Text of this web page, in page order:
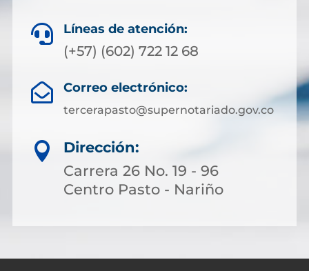
 Líneas de atención:
(+57) (602) 722 12 68
 Correo electrónico:
tercerapasto@supernotariado.gov.co

Dirección:
Carrera 26 No. 19 - 96
Centro Pasto - Nariño